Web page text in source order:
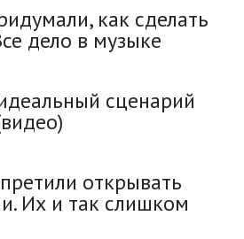
как сделать
дело в музыке
сценарий
открывать
Их и так слишком